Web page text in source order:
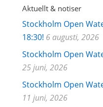
Aktuellt & notiser
Stockholm Open
18:30! 6 augusti, 2026
Stockholm Open
25 juni, 2026
Stockholm Open
11 juni, 2026